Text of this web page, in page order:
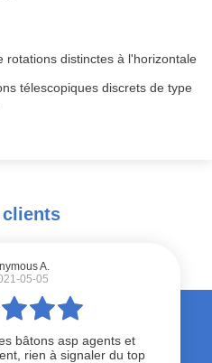
rotations distinctes à l'horizontale
télescopiques discrets de type
clients
A.
05-05
bâtons asp agents et
rien à signaler du top